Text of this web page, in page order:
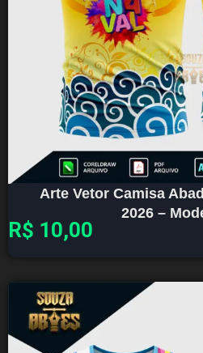
Arte Vetor Camisa
2026 –
R$ 10,00